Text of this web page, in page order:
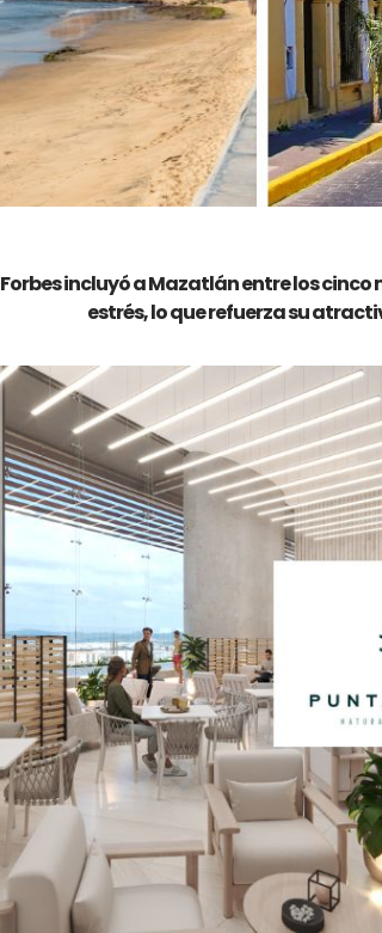
Forbesincluyó aMazatlán entre los cinco
estrés, lo que refuerza su